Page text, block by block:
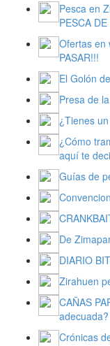
Pesca en
PESCA
Ofertas en
PASAR!!!
El Golón
Presa de
¿Tienes
¿Cómo
aquí te
Guías de
De
DIARIO
Zirahuen
CAÑAS
adecuada?
Crónicas